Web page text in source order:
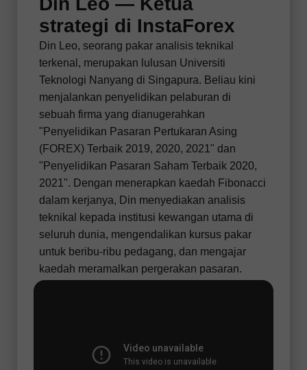
strategi di InstaForex
Din Leo, seorang pakar analisis teknikal
terkenal, merupakan lulusan Universiti
Teknologi Nanyang di Singapura. Beliau kini
menjalankan penyelidikan pelaburan di
sebuah firma yang dianugerahkan
"Penyelidikan Pasaran Pertukaran Asing
(FOREX) Terbaik 2019, 2020, 2021" dan
"Penyelidikan Pasaran Saham Terbaik 2020,
2021". Dengan menerapkan kaedah Fibonacci
dalam kerjanya, Din menyediakan analisis
teknikal kepada institusi kewangan utama di
seluruh dunia, mengendalikan kursus pakar
untuk beribu-ribu pedagang, dan mengajar
kaedah meramalkan pergerakan pasaran.